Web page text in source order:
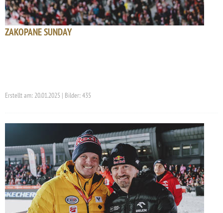
ZAKOPANE SUNDAY
Erstellt am: 20.01.2025 | Bilder: 435